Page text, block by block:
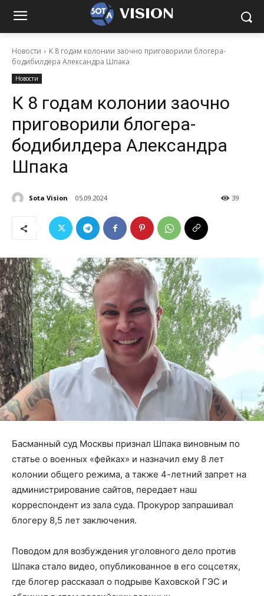
VISION
Новости
К 8 годам колонии заочно приговорили блогера-
бодибилдера Александра Шпака
Новости
К 8 годам колонии заочно
приговорили блогера-
бодибилдера Александра
Шпака
Sota Vision 05.09.2024 39
Басманный суд Москвы признал Шпака виновным по
статье о военных «фейках» и назначил ему 8 лет
колонии общего режима, а также 4-летний запрет на
администрирование сайтов, передает наш
корреспондент из зала суда. Прокурор запрашивал
блогеру 8,5 лет заключения.
Поводом для возбуждения уголовного дело против
Шпака стало видео, опубликованное в его соцсетях,
где блогер рассказал о подрыве Каховской ГЭС и